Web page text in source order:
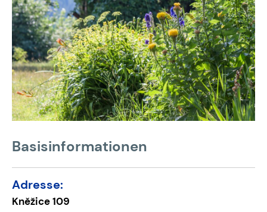
Basisinformationen
Adresse:
Kněžice 109